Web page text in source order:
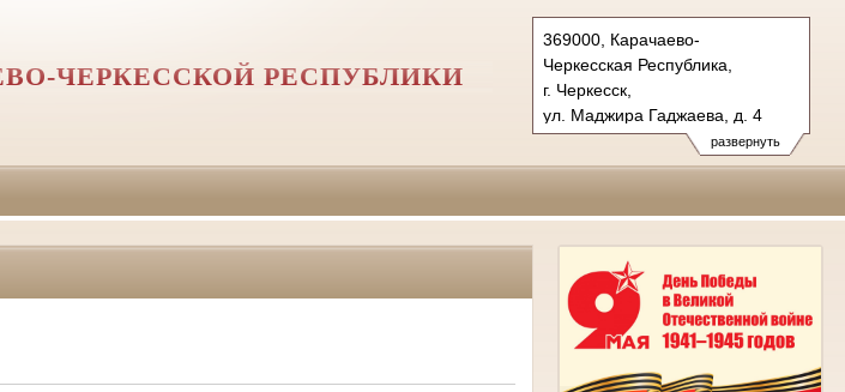
развернуть
369000, Карачаево-
Черкесская Республика,
г. Черкесск,
ул. Маджира Гаджаева, д. 4
Тел.: (8782) 22-06-35 (т/ф)
versudkchr@bk.ru
ЧЕРКЕССКОЙ РЕСПУБЛИКИ